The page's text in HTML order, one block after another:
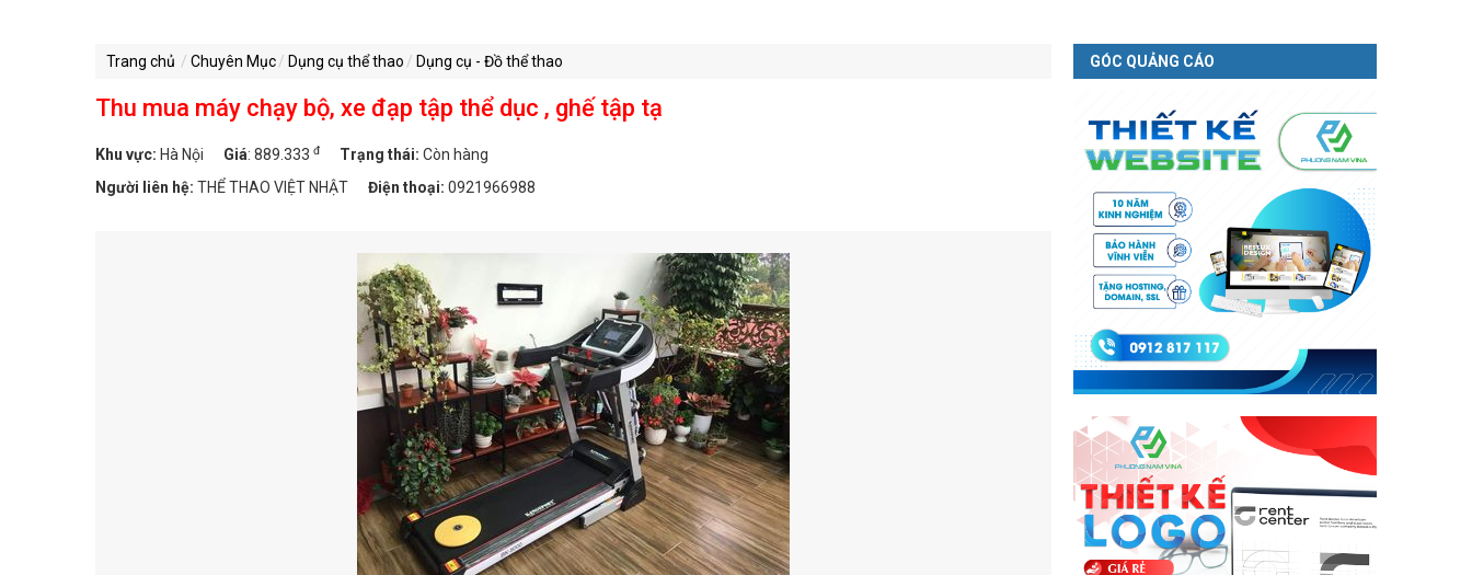
Trang chủ Chuyên Mục Dụng cụ thể thao Dụng cụ - Đồ thể thao
Thu mua máy chạy bộ, xe đạp tập thể dục , ghế tập tạ
Khu vực: Hà Nội Giá: 889.333 đ Trạng thái: Còn hàng
Người liên hệ: THỂ THAO VIỆT NHẬT Điện thoại: 0921966988
GÓC QUẢNG CÁO